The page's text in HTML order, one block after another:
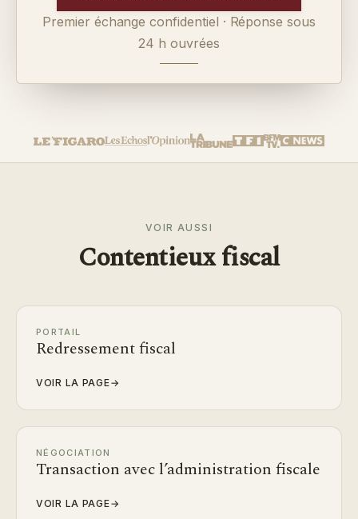
Premier échange confidentiel · Réponse sous
24 h ouvrées
VOIR AUSSI
Contentieux fiscal
PORTAIL
Redressement fiscal
VOIR LA PAGE→
NÉGOCIATION
Transaction avec l’administration fiscale
VOIR LA PAGE→